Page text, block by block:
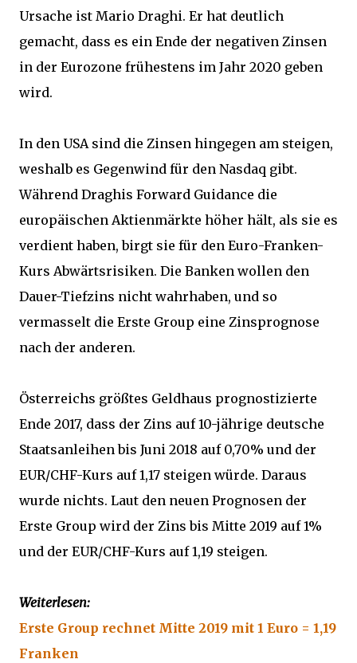
Ursache ist Mario Draghi. Er hat deutlich
gemacht, dass es ein Ende der negativen Zinsen
in der Eurozone frühestens im Jahr 2020 geben
wird.
In den USA sind die Zinsen hingegen am steigen,
weshalb es Gegenwind für den Nasdaq gibt.
Während Draghis Forward Guidance die
europäischen Aktienmärkte höher hält, als sie es
verdient haben, birgt sie für den Euro-Franken-
Kurs Abwärtsrisiken. Die Banken wollen den
Dauer-Tiefzins nicht wahrhaben, und so
vermasselt die Erste Group eine Zinsprognose
nach der anderen.
Österreichs größtes Geldhaus prognostizierte
Ende 2017, dass der Zins auf 10-jährige deutsche
Staatsanleihen bis Juni 2018 auf 0,70% und der
EUR/CHF-Kurs auf 1,17 steigen würde. Daraus
wurde nichts. Laut den neuen Prognosen der
Erste Group wird der Zins bis Mitte 2019 auf 1%
und der EUR/CHF-Kurs auf 1,19 steigen.
Weiterlesen:
Erste Group rechnet Mitte 2019 mit 1 Euro = 1,19
Franken